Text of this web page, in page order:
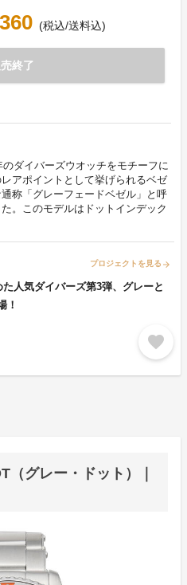
(税込/送料込)
終了
ダイバーズウオッチをモチーフに
アポイントとして挙げられるベゼ
称「グレーフェードベゼル」と呼
。このモデルはドットインデック
プロジェクトを見る arrow_forward
人気ダイバーズ第3弾、グレーと
！
favorite
グレー・ドット）｜